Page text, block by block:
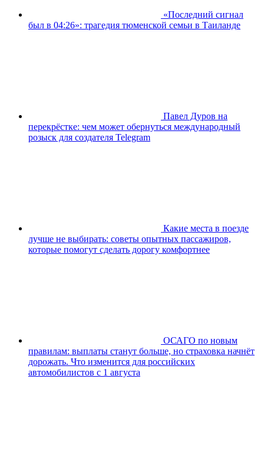
«Последний сигнал
был в 04:26»: трагедия тюменской семьи в Таиланде
Павел Дуров на
перекрёстке: чем может обернуться международный
розыск для создателя Telegram
Какие места в поезде
лучше не выбирать: советы опытных пассажиров,
которые помогут сделать дорогу комфортнее
ОСАГО по новым
правилам: выплаты станут больше, но страховка начнёт
дорожать. Что изменится для российских
автомобилистов с 1 августа